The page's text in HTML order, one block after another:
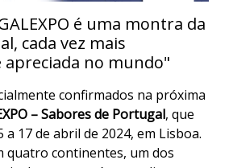
é uma montra da
cada vez mais
apreciada no mundo"
confirmados na próxima
– Sabores de Portugal, que
a 17 de abril de 2024, em Lisboa.
quatro continentes, um dos